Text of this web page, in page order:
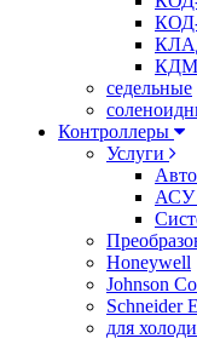
седельные
Контроллеры
Услуги
Honeywell
Johnson
Schneider
для